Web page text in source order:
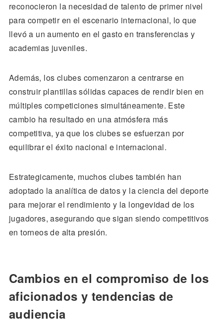
reconocieron la necesidad de talento de primer nivel
para competir en el escenario internacional, lo que
llevó a un aumento en el gasto en transferencias y
academias juveniles.
Además, los clubes comenzaron a centrarse en
construir plantillas sólidas capaces de rendir bien en
múltiples competiciones simultáneamente. Este
cambio ha resultado en una atmósfera más
competitiva, ya que los clubes se esfuerzan por
equilibrar el éxito nacional e internacional.
Estrategicamente, muchos clubes también han
adoptado la analítica de datos y la ciencia del deporte
para mejorar el rendimiento y la longevidad de los
jugadores, asegurando que sigan siendo competitivos
en torneos de alta presión.
Cambios en el compromiso de los
aficionados y tendencias de
audiencia